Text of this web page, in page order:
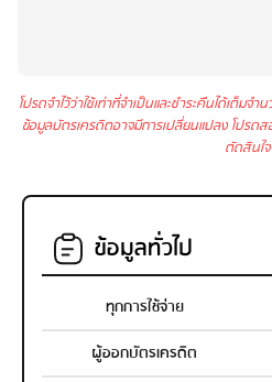
โปรดจำไว้ว่าใช้เท่าที่จำเป็นและชำระคืนได้เต็มจ
ข้อมูลบัตรเครดิตอาจมีการเปลี่ยนแปลง โปร
ตัดสินใจ
ข้อมูลทั่วไป
ทุกการใช้จ่าย
ผู้ออกบัตรเครดิต